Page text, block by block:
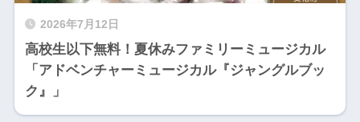
2026年7月12日
高校生以下無料！夏休みファミリーミュージカル
「アドベンチャーミュージカル『ジャングルブッ
ク』」